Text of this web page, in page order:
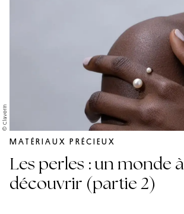
© Claverin
MATÉRIAUX PRÉCIEUX
Les perles : un monde à
découvrir (partie 2)